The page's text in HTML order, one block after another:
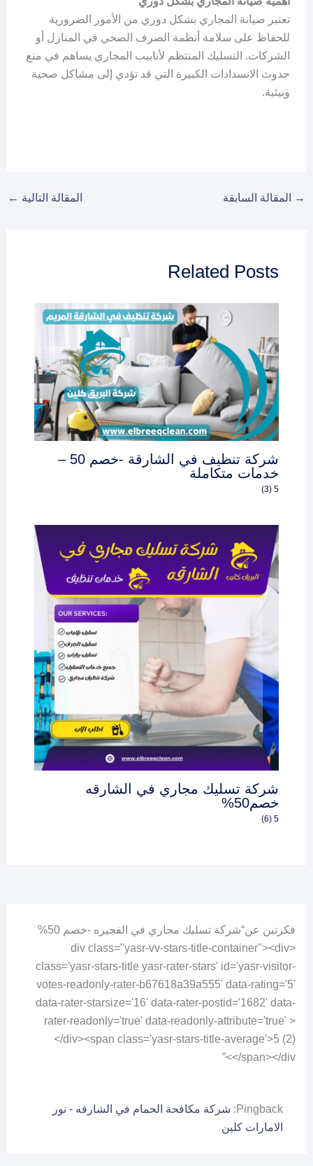
تعتبر صيانة المجاري بشكل دوري من الأمور الضرورية
للحفاظ على سلامة أنظمة الصرف الصحي في المنازل أو
الشركات. التسليك المنتظم لأنابيب المجاري يساهم في منع
حدوث الانسدادات الكبيرة التي قد تؤدي إلى مشاكل صحية
وبيئية.
→ المقالة السابقة المقالة التالية ←
Related Posts
شركة تنظيف في الشارقة -خصم 50 –
خدمات متكاملة
5 (3)
شركة تسليك مجاري في الشارقه
خصم50%
5 (6)
فكرتين عن“شركة تسليك مجاري في الفجيره -خصم 50%
<div class="yasr-vv-stars-title-container"><div
class='yasr-stars-title yasr-rater-stars' id='yasr-visitor-
votes-readonly-rater-b67618a39a555' data-rating='5'
data-rater-starsize='16' data-rater-postid='1682' data-
rater-readonly='true' data-readonly-attribute='true' >
</div><span class='yasr-stars-title-average'>5 (2)
</span></div>”
Pingback:
شركة مكافحة الحمام في الشارقه - نور
الامارات كلين